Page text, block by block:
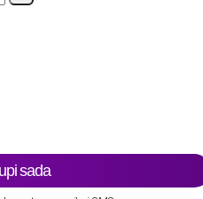
sada